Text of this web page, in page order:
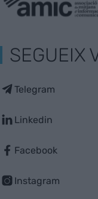
SEGUEIX
Telegram
Linkedin
Facebook
Instagram